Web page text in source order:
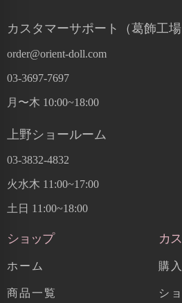
カスタマーサポート（葛飾工場
order@orient-doll.com
03-3697-7697
月〜木 10:00~18:00
上野ショールーム
03-3832-4832
火水木 11:00~17:00
土日 11:00~18:00
ショップ
ホーム
商品一覧
カ
購
シ